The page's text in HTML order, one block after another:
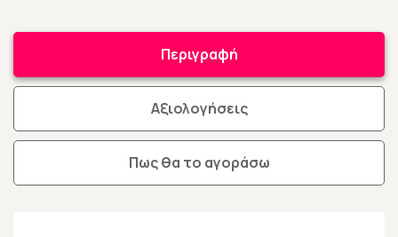
Περιγραφή
Αξιολογήσεις
Πως θα το αγοράσω